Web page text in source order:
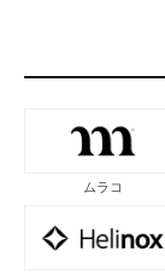
ムラコ